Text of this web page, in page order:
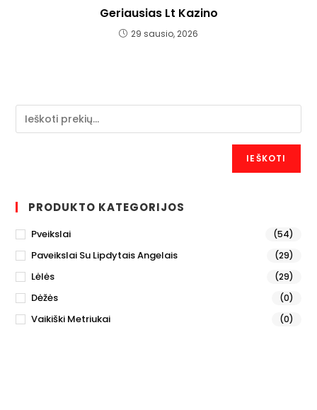
Geriausias Lt Kazino
29 sausio, 2026
IEŠKOTI
PRODUKTO KATEGORIJOS
Pveikslai (54)
Paveikslai Su Lipdytais Angelais (29)
Lėlės (29)
Dėžės (0)
Vaikiški Metriukai (0)